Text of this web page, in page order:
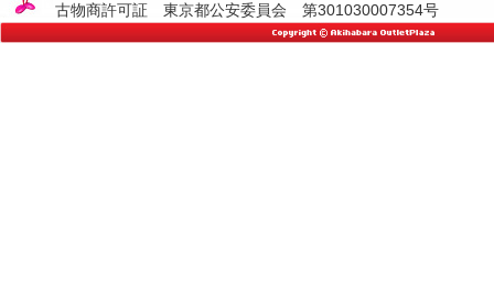
古物商許可証 東京都公安委員会 第301030007354号